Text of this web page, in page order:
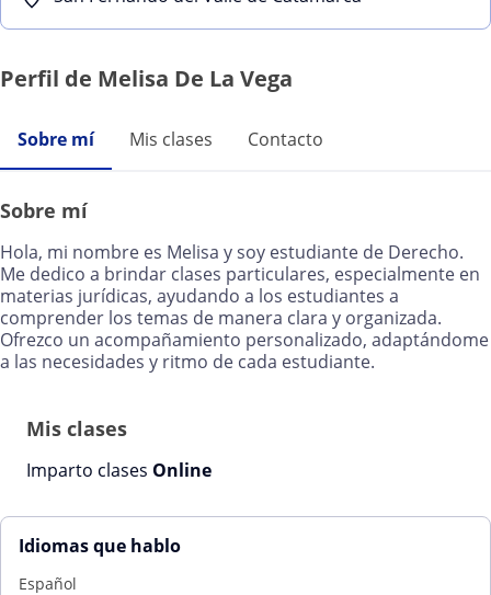
Perfil de Melisa De La Vega
Sobre mí Mis clases Contacto
Sobre mí
Hola, mi nombre es Melisa y soy estudiante de Derecho.
Me dedico a brindar clases particulares, especialmente en
materias jurídicas, ayudando a los estudiantes a
comprender los temas de manera clara y organizada.
Ofrezco un acompañamiento personalizado, adaptándome
a las necesidades y ritmo de cada estudiante.
Mis clases
Imparto clases Online
Idiomas que hablo
Español